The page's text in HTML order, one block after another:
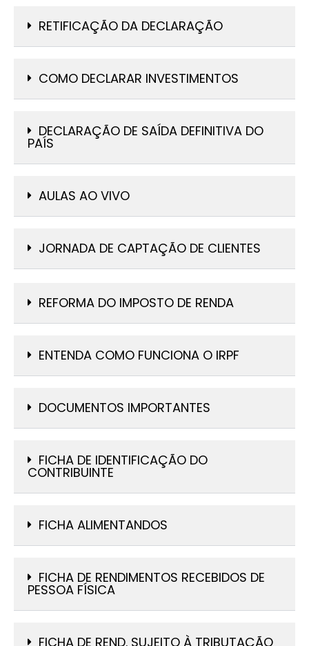
RETIFICAÇÃO DA DECLARAÇÃO
COMO DECLARAR INVESTIMENTOS
DECLARAÇÃO DE SAÍDA DEFINITIVA DO
PAÍS
AULAS AO VIVO
JORNADA DE CAPTAÇÃO DE CLIENTES
REFORMA DO IMPOSTO DE RENDA
ENTENDA COMO FUNCIONA O IRPF
DOCUMENTOS IMPORTANTES
FICHA DE IDENTIFICAÇÃO DO
CONTRIBUINTE
FICHA ALIMENTANDOS
FICHA DE RENDIMENTOS RECEBIDOS DE
PESSOA FÍSICA
FICHA DE REND. SUJEITO À TRIBUTAÇÃO